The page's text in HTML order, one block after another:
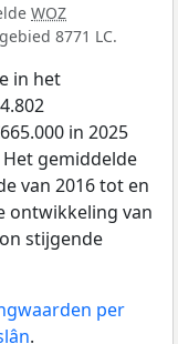
WOZ
8771 LC.
in het
in 2025
Het gemiddelde
van 2016 tot en
ontwikkeling van
stijgende
per
.